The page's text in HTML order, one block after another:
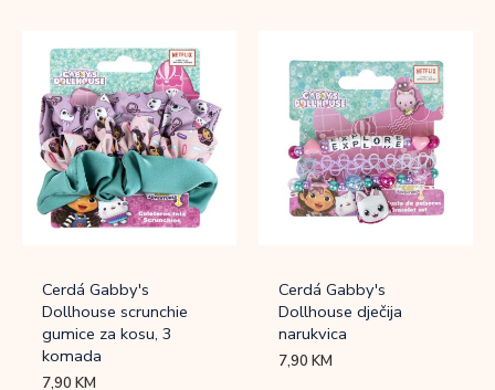
Cerdá Gabby's
Dollhouse scrunchie
gumice za kosu, 3
komada
7,90KM
Cerdá Gabby's
Dollhouse dječija
narukvica
7,90KM